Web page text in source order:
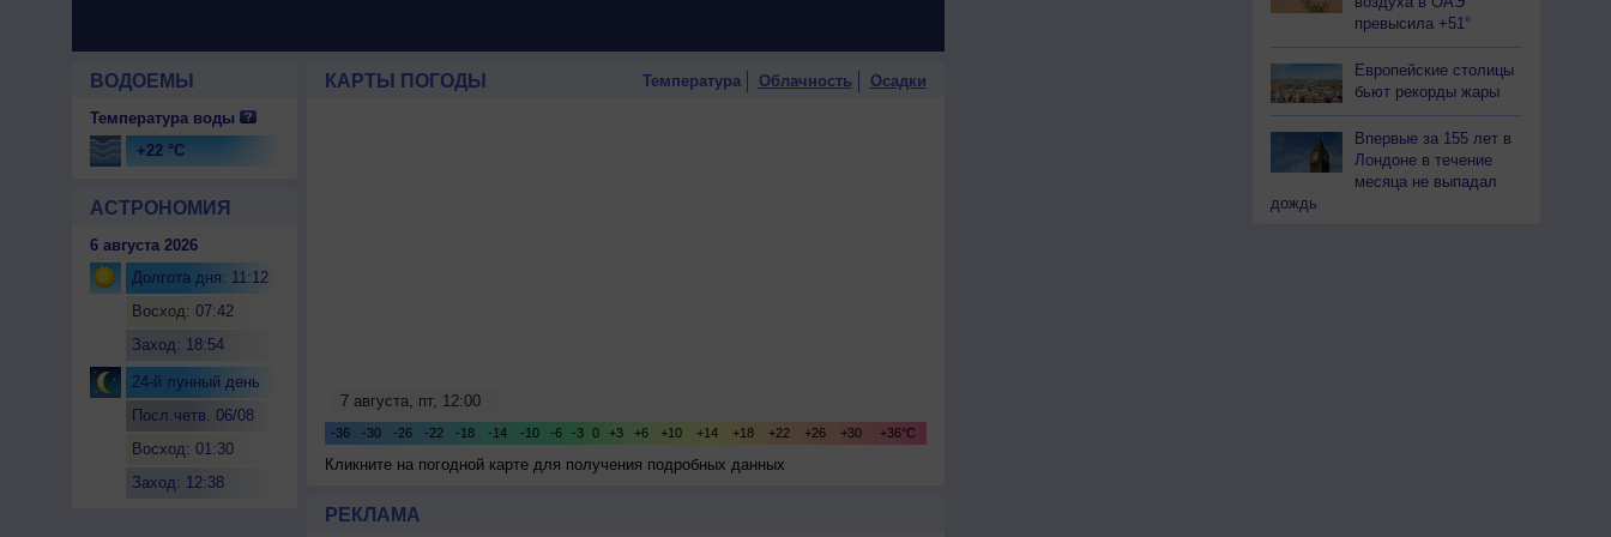
ВОДОЕМЫ
Температура воды
+22 °C
АСТРОНОМИЯ
6 августа 2026
Долгота дня: 11:12
Восход: 07:42
Заход: 18:54
24-й лунный день
Посл.четв. 06/08
Восход: 01:30
Заход: 12:38
КАРТЫ ПОГОДЫ Температура Облачность Осадки
Кликните на погодной карте для получения подробных данных
РЕКЛАМА
превысила +51°
Европейские столицы
бьют рекорды жары
Впервые за 155 лет в
Лондоне в течение
месяца не выпадал
дождь